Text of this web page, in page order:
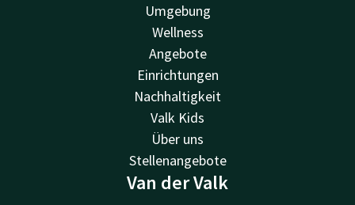
Umgebung
Wellness
Angebote
Einrichtungen
Nachhaltigkeit
Valk Kids
Über uns
Stellenangebote
Van der Valk